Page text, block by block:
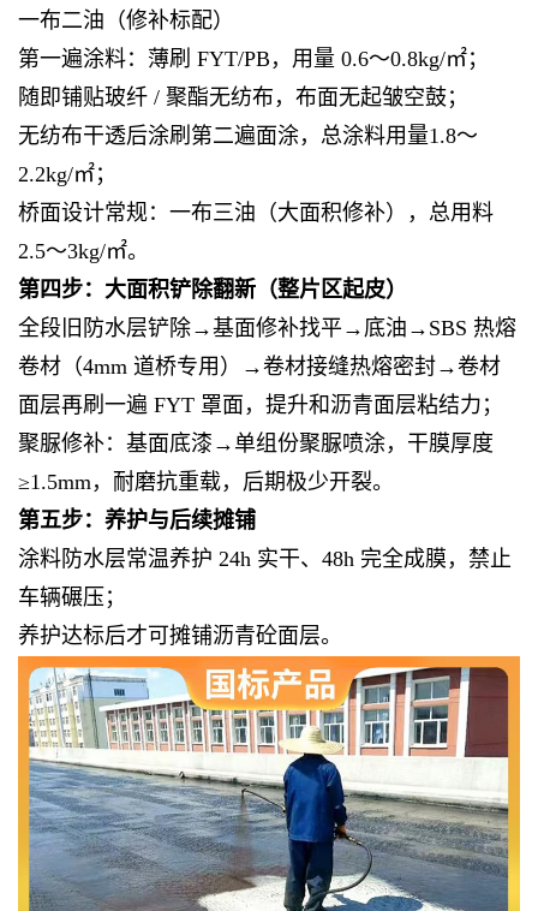
一布二油（修补标配）
第一遍涂料：薄刷 FYT/PB，用量 0.6～0.8kg/㎡；
随即铺贴玻纤 / 聚酯无纺布，布面无起皱空鼓；
无纺布干透后涂刷第二遍面涂，总涂料用量1.8～
2.2kg/㎡；
桥面设计常规：一布三油（大面积修补），总用料
2.5～3kg/㎡。
第四步：大面积铲除翻新（整片区起皮）
全段旧防水层铲除→基面修补找平→底油→SBS 热熔
卷材（4mm 道桥专用）→卷材接缝热熔密封→卷材
面层再刷一遍 FYT 罩面，提升和沥青面层粘结力；
聚脲修补：基面底漆→单组份聚脲喷涂，干膜厚度
≥1.5mm，耐磨抗重载，后期极少开裂。
第五步：养护与后续摊铺
涂料防水层常温养护 24h 实干、48h 完全成膜，禁止
车辆碾压；
养护达标后才可摊铺沥青砼面层。